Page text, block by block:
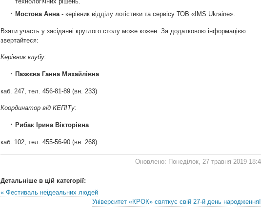
Мостова Анна- керівник відділу логістики та сервісу ТОВ «IMS Ukraine».
Взяти участь у засіданні круглого столу може кожен. За додатковою інформацією
звертайтеся:
Керівник клубу:
Пазєєва Ганна Михайлівна
каб. 247, тел. 456-81-89 (вн. 233)
Координатор від КЕПІТу:
Рибак Ірина Вікторівна
каб. 102, тел. 455-56-90 (вн. 268)
Оновлено: Понеділок, 27 травня 2019
Детальніше в цій категорії:
« Фестиваль неідеальних людей
Університет «КРОК» святкує свій 27-й день